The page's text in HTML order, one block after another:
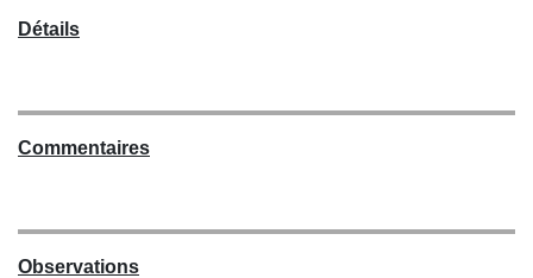
Détails
Commentaires
Observations